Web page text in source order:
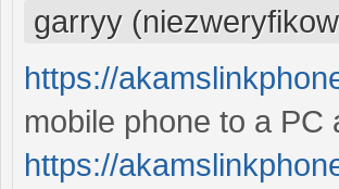
garryy
https://
mobile phone to a
https://